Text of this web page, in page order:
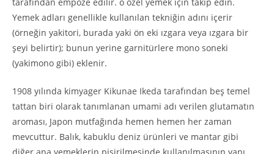
Yemek adları genellikle kullanılan tekniğin adını içerir
(örneğin yakitori, burada yaki ön eki ızgara veya ızgara bir
şeyi belirtir); bunun yerine garnitürlere mono soneki
(yakimono gibi) eklenir.
1908 yılında kimyager Kikunae Ikeda tarafından beş temel
tattan biri olarak tanımlanan umami adı verilen glutamatın
aroması, Japon mutfağında hemen hemen her zaman
mevcuttur. Balık, kabuklu deniz ürünleri ve mantar gibi